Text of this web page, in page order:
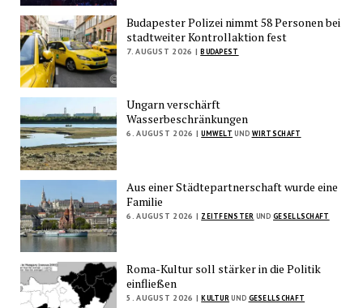
Budapester Polizei nimmt 58 Personen bei
stadtweiter Kontrollaktion fest
7. AUGUST 2026 | BUDAPEST
Ungarn verschärft
Wasserbeschränkungen
6. AUGUST 2026 | UMWELT UND WIRTSCHAFT
Aus einer Städtepartnerschaft wurde eine
Familie
6. AUGUST 2026 | ZEITFENSTER UNDGESELLSCHAFT
Roma-Kultur soll stärker in die Politik
einfließen
5. AUGUST 2026 | KULTURUND GESELLSCHAFT